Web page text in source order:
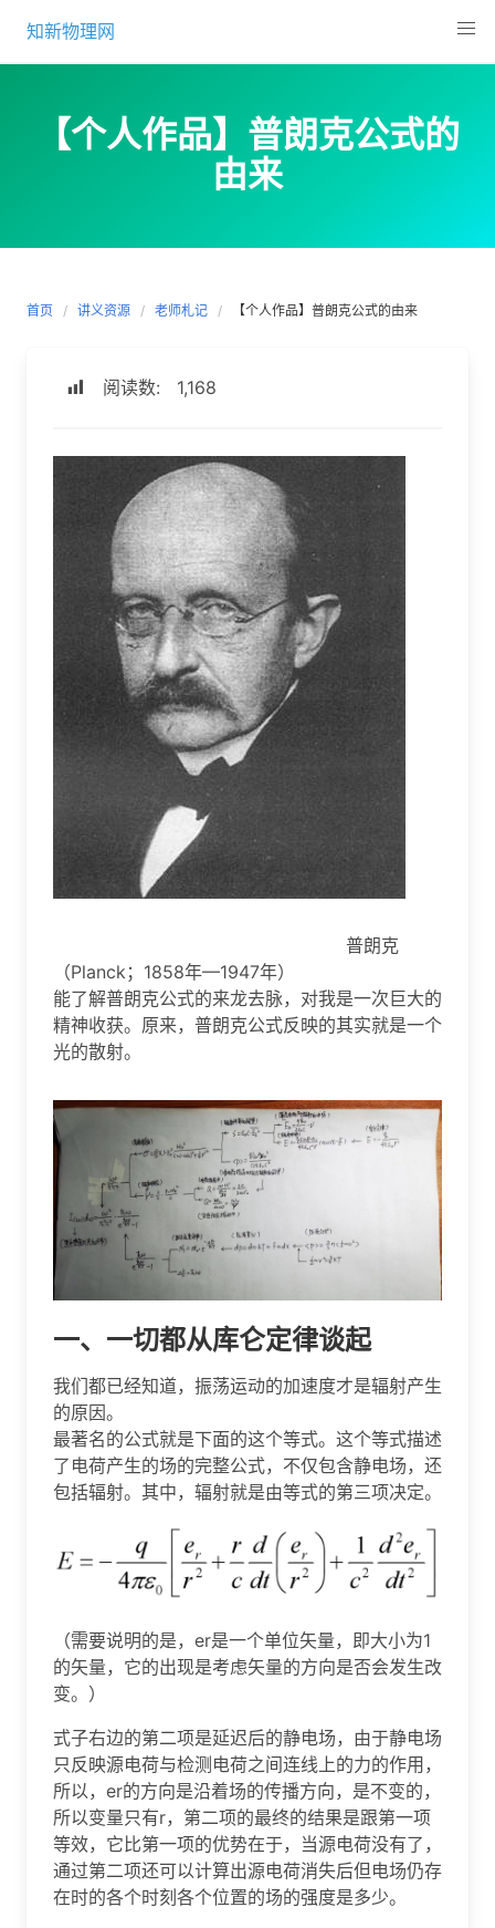
content
知新物理网
【个人作品】普朗克公式的
由来
首页 讲义资源 老师札记 【个人作品】普朗克公式的由来
阅读数: 1,168
普朗克
（Planck；1858年—1947年）
能了解普朗克公式的来龙去脉，对我是一次巨大的
精神收获。原来，普朗克公式反映的其实就是一个
光的散射。
一、一切都从库仑定律谈起
我们都已经知道，振荡运动的加速度才是辐射产生
的原因。
最著名的公式就是下面的这个等式。这个等式描述
了电荷产生的场的完整公式，不仅包含静电场，还
包括辐射。其中，辐射就是由等式的第三项决定。
（需要说明的是，er是一个单位矢量，即大小为1
的矢量，它的出现是考虑矢量的方向是否会发生改
变。）
式子右边的第二项是延迟后的静电场，由于静电场
只反映源电荷与检测电荷之间连线上的力的作用，
所以，er的方向是沿着场的传播方向，是不变的，
所以变量只有r，第二项的最终的结果是跟第一项
等效，它比第一项的优势在于，当源电荷没有了，
通过第二项还可以计算出源电荷消失后但电场仍存
在时的各个时刻各个位置的场的强度是多少。